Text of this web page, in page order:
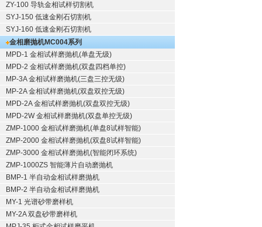
ZY-100 导轨金相试样切割机
SYJ-150 低速金刚石切割机
SYJ-160 低速金刚石切割机
金相磨抛机MC004系列
MPD-1 金相试样磨抛机(单盘无级)
MPD-2 金相试样磨抛机(双盘四档单控)
MP-3A 金相试样磨抛机(三盘三控无级)
MP-2A 金相试样磨抛机(双盘双控无级)
MPD-2A 金相试样磨抛机(双盘双控无级)
MPD-2W 金相试样磨抛机(双盘单控无级)
ZMP-1000 金相试样磨抛机(单盘8试样智能)
ZMP-2000 金相试样磨抛机(双盘8试样智能)
ZMP-3000 金相试样磨抛机(智能闭环系统)
ZMP-1000ZS 智能薄片自动磨抛机
BMP-1 半自动金相试样磨抛机
BMP-2 半自动金相试样磨抛机
MY-1 光谱砂带磨样机
MY-2A 双盘砂带磨样机